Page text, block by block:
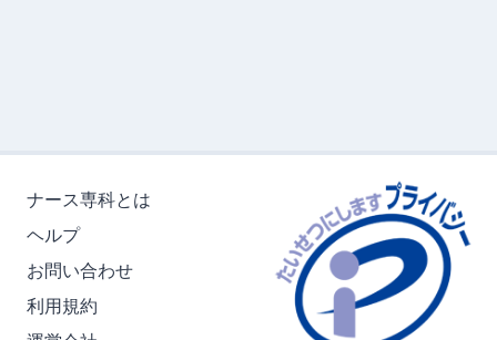
ナース専科とは
ヘルプ
お問い合わせ
利用規約